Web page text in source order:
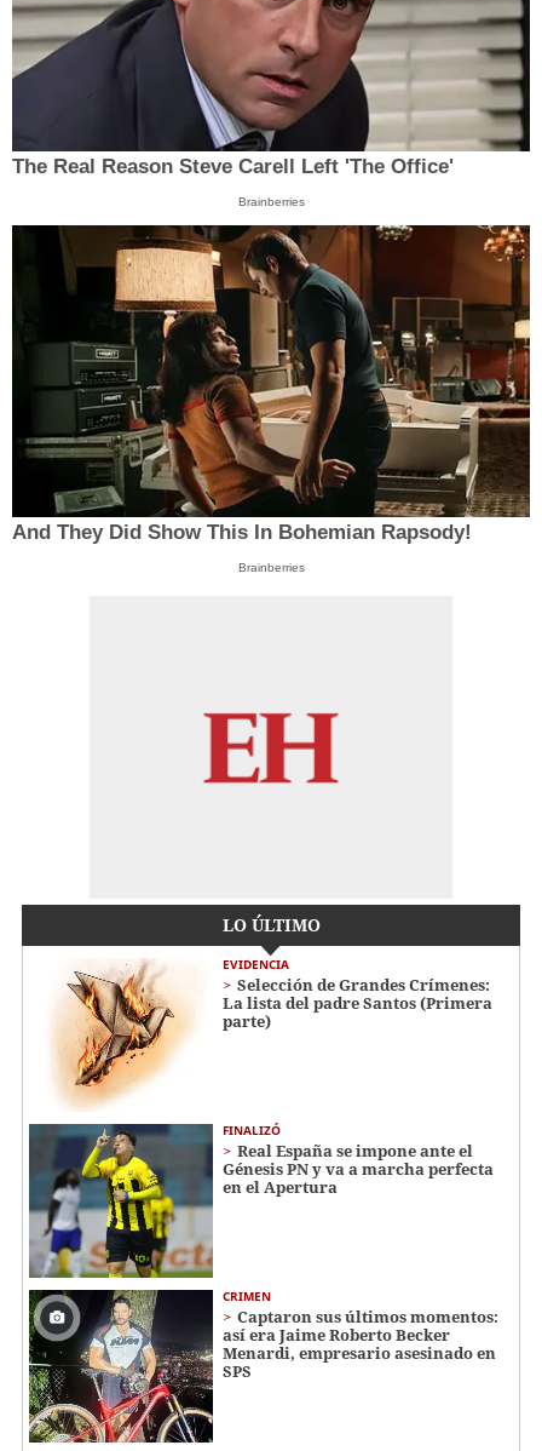
The Real Reason Steve Carell Left 'The Office'
Brainberries
And They Did Show This In Bohemian Rapsody!
Brainberries
LO ÚLTIMO
EVIDENCIA
Selección de Grandes Crímenes:
La lista del padre Santos (Primera
parte)
FINALIZÓ
Real España se impone ante el
Génesis PN y va a marcha perfecta
en el Apertura
CRIMEN
Captaron sus últimos momentos:
así era Jaime Roberto Becker
Menardi​​​, empresario asesinado en
SPS